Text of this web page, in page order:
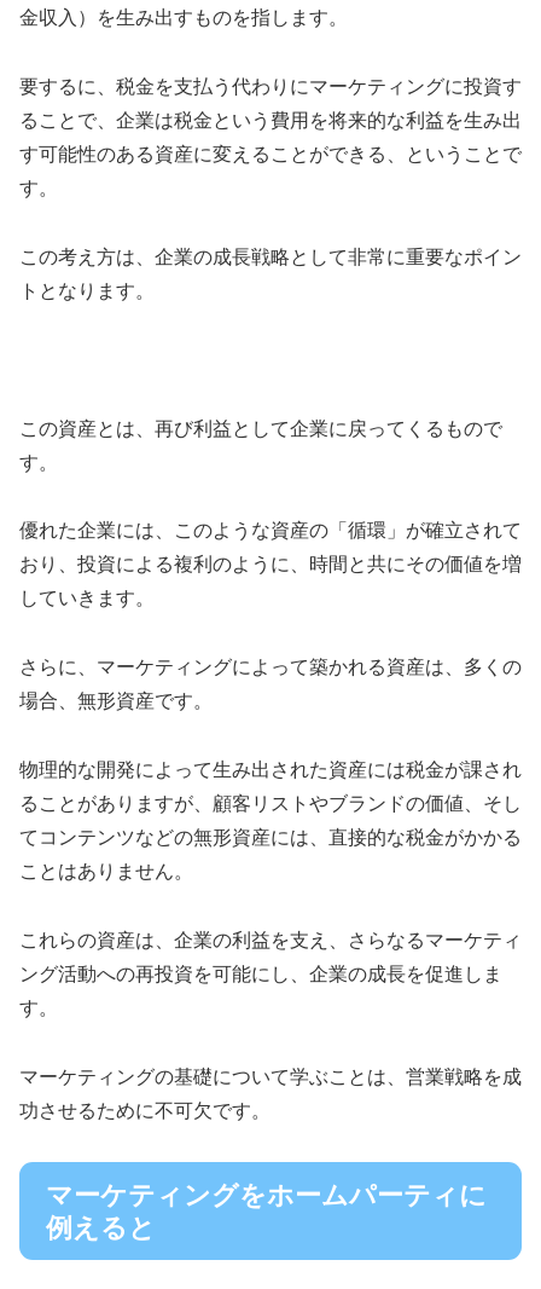
金収入）を生み出すものを指します。
要するに、税金を支払う代わりにマーケティングに投資す
ることで、企業は税金という費用を将来的な利益を生み出
す可能性のある資産に変えることができる、ということで
す。
この考え方は、企業の成長戦略として非常に重要なポイン
トとなります。
この資産とは、再び利益として企業に戻ってくるもので
す。
優れた企業には、このような資産の「循環」が確立されて
おり、投資による複利のように、時間と共にその価値を増
していきます。
さらに、マーケティングによって築かれる資産は、多くの
場合、無形資産です。
物理的な開発によって生み出された資産には税金が課され
ることがありますが、顧客リストやブランドの価値、そし
てコンテンツなどの無形資産には、直接的な税金がかかる
ことはありません。
これらの資産は、企業の利益を支え、さらなるマーケティ
ング活動への再投資を可能にし、企業の成長を促進しま
す。
マーケティングの基礎について学ぶことは、営業戦略を成
功させるために不可欠です。
マーケティングをホームパーティに
例えると